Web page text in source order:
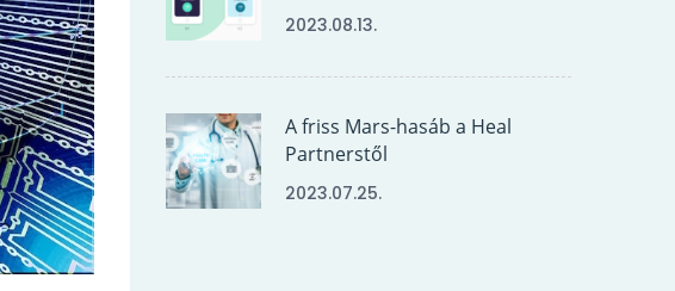
2023.08.13.
A friss Mars-hasáb a Heal
Partnerstől
2023.07.25.